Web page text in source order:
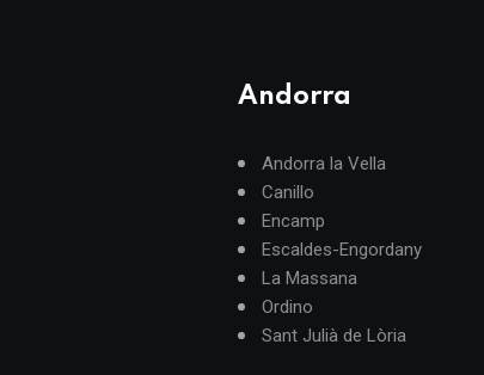
Andorra
Andorra la Vella
Canillo
Encamp
Escaldes-Engordany
La Massana
Ordino
Sant Julià de Lòria